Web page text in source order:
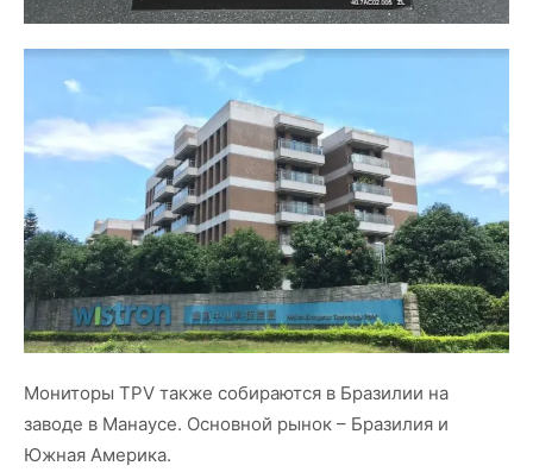
Мониторы TPV также собираются в Бразилии на
заводе в Манаусе. Основной рынок – Бразилия и
Южная Америка.